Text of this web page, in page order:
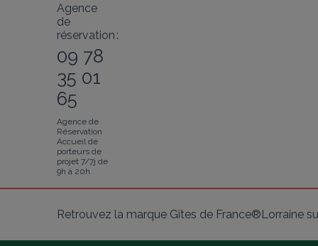
Agence
de
réservation :
09 78
35 01
65
Agence de
Réservation
Accueil de
porteurs de
projet 7/7j de
9h à 20h
Retrouvez la marque Gîtes de France®Lorraine